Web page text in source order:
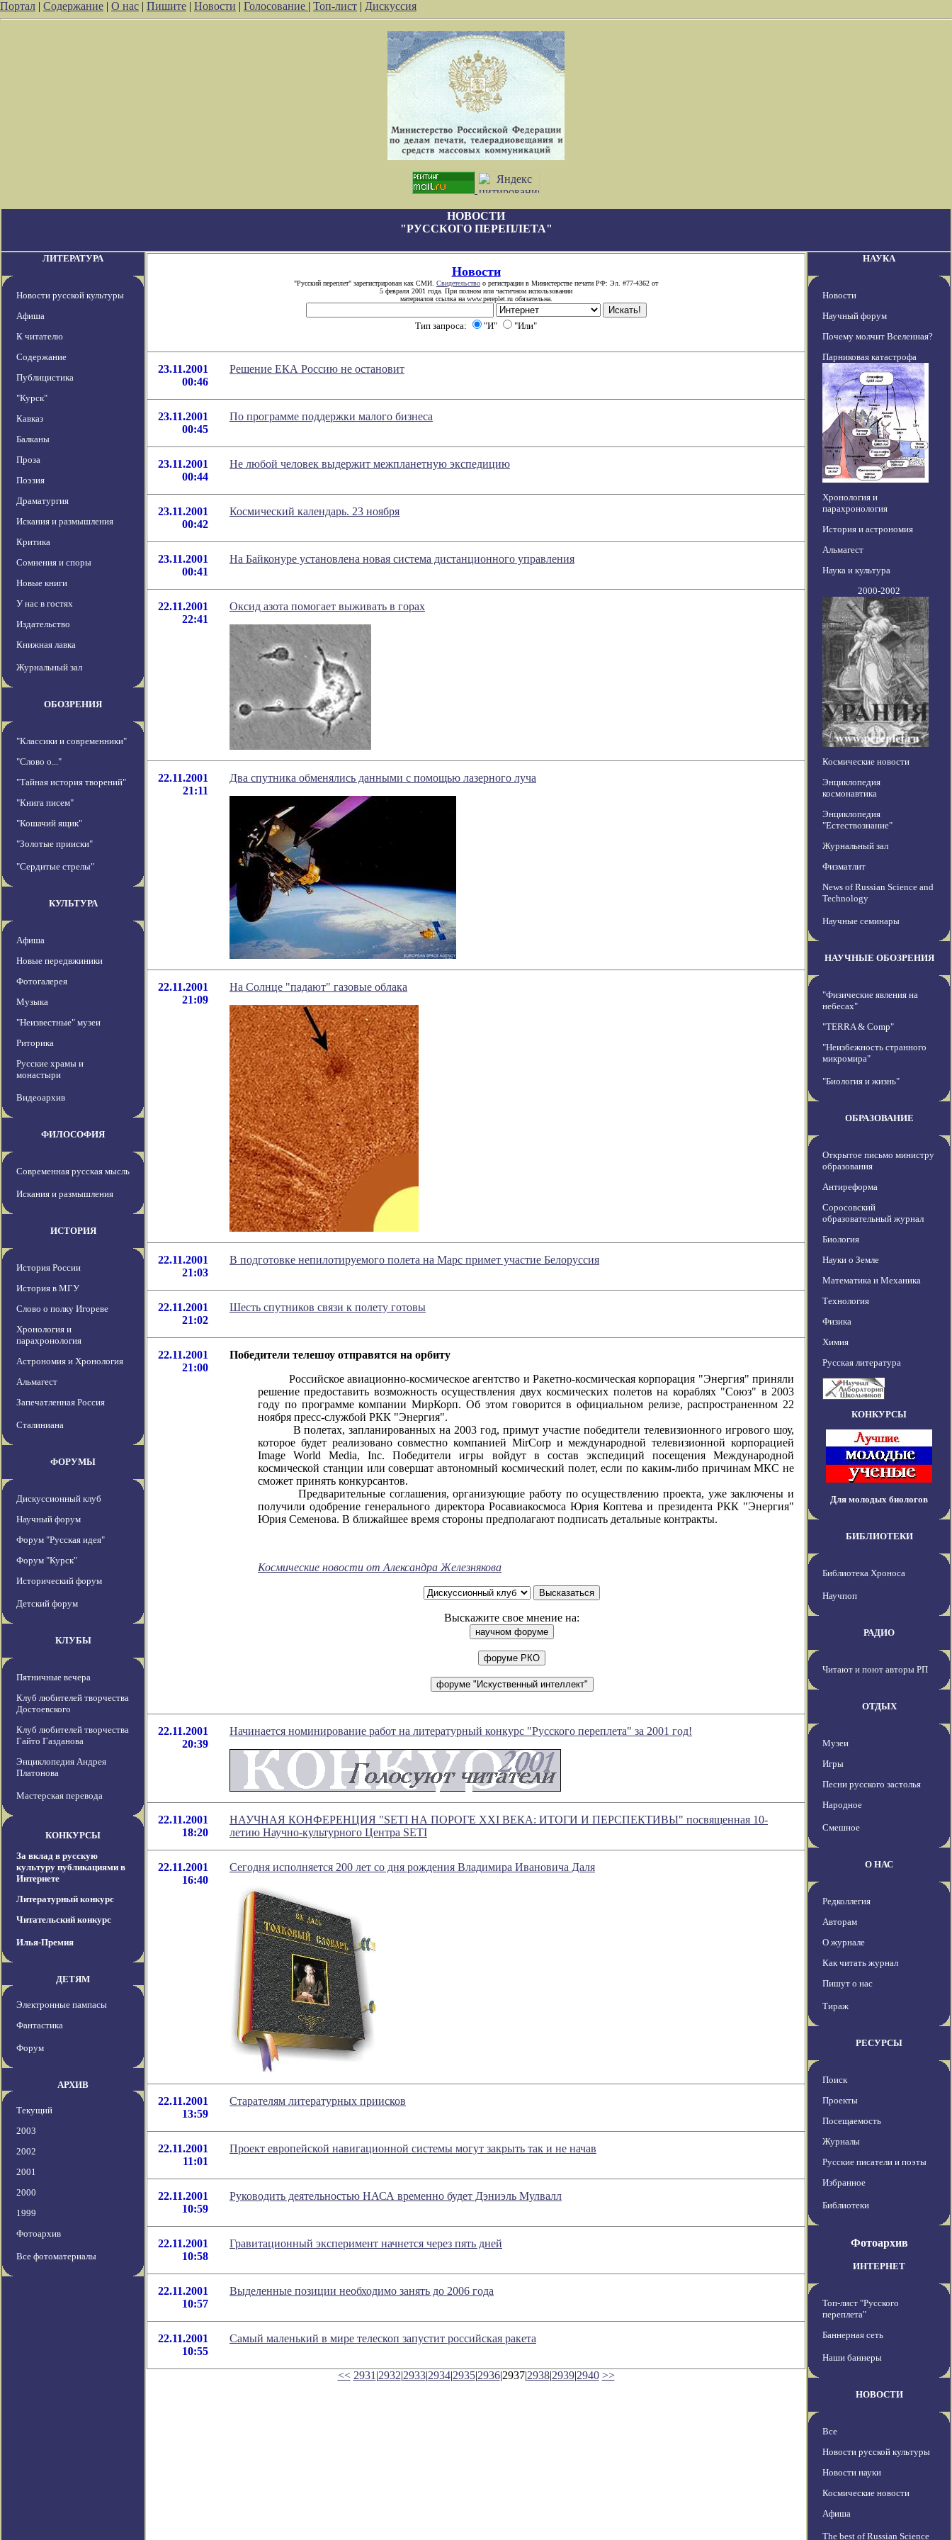
Портал | Содержание | О нас | Пишите | Новости | Голосование | Топ-лист | Дискуссия
НОВОСТИ
"РУССКОГО ПЕРЕПЛЕТА"
ЛИТЕРАТУРА
Новости русской культуры
Афиша
К читателю
Содержание
Публицистика
"Курск"
Кавказ
Балканы
Проза
Поэзия
Драматургия
Искания и размышления
Критика
Сомнения и споры
Новые книги
У нас в гостях
Издательство
Книжная лавка
Журнальный зал
ОБОЗРЕНИЯ
"Классики и современники"
"Слово о..."
"Тайная история творений"
"Книга писем"
"Кошачий ящик"
"Золотые прииски"
"Сердитые стрелы"
КУЛЬТУРА
Афиша
Новые передвжиники
Фотогалерея
Музыка
"Неизвестные" музеи
Риторика
Русские храмы и
монастыри
Видеоархив
ФИЛОСОФИЯ
Современная русская мысль
Искания и размышления
ИСТОРИЯ
История России
История в МГУ
Слово о полку Игореве
Хронология и
парахронология
Астрономия и Хронология
Альмагест
Запечатленная Россия
Сталиниана
ФОРУМЫ
Дискуссионный клуб
Научный форум
Форум "Русская идея"
Форум "Курск"
Исторический форум
Детский форум
КЛУБЫ
Пятничные вечера
Клуб любителей творчества
Достоевского
Клуб любителей творчества
Гайто Газданова
Энциклопедия Андрея
Платонова
Мастерская перевода
КОНКУРСЫ
За вклад в русскую
культуру публикациями в
Интернете
Литературный конкурс
Читательский конкурс
Илья-Премия
ДЕТЯМ
Электронные пампасы
Фантастика
Форум
АРХИВ
Текущий
2003
2002
2001
2000
1999
Фотоархив
Все фотоматериалы
Новости
"Русский переплет" зарегистрирован как СМИ. Свидетельство о регистрации в Министерстве печати РФ: Эл. #77-4362 от
5 февраля 2001 года. При полном или частичном использовании
материалов ссылка на www.pereplet.ru обязательна.
Тип запроса: "И" "Или"
23.11.2001
00:46
Решение ЕКА Россию не остановит
23.11.2001
00:45
По программе поддержки малого бизнеса
23.11.2001
00:44
Не любой человек выдержит межпланетную экспедицию
23.11.2001
00:42
Космический календарь. 23 ноября
23.11.2001
00:41
На Байконуре установлена новая система дистанционного управления
22.11.2001
22:41
Оксид азота помогает выживать в горах
22.11.2001
21:11
Два спутника обменялись данными с помощью лазерного луча
22.11.2001
21:09
На Солнце "падают" газовые облака
22.11.2001
21:03
В подготовке непилотируемого полета на Марс примет участие Белоруссия
22.11.2001
21:02
Шесть спутников связи к полету готовы
22.11.2001
21:00
Победители телешоу отправятся на орбиту
Российское авиационно-космическое агентство и Ракетно-космическая корпорация "Энергия" приняли
решение предоставить возможность осуществления двух космических полетов на кораблях "Союз" в 2003
году по программе компании МирКорп. Об этом говорится в официальном релизе, распространенном 22
ноября пресс-службой РКК "Энергия".
В полетах, запланированных на 2003 год, примут участие победители телевизионного игрового шоу,
которое будет реализовано совместно компанией MirCorp и международной телевизионной корпорацией
Image World Media, Inc. Победители игры войдут в состав экспедиций посещения Международной
космической станции или совершат автономный космический полет, если по каким-либо причинам МКС не
сможет принять конкурсантов.
Предварительные соглашения, организующие работу по осуществлению проекта, уже заключены и
получили одобрение генерального директора Росавиакосмоса Юрия Коптева и президента РКК "Энергия"
Юрия Семенова. В ближайшее время стороны предполагают подписать детальные контракты.
Космические новости от Александра Железнякова
Выскажите свое мнение на:
22.11.2001
20:39
Начинается номинирование работ на литературный конкурс "Русского переплета" за 2001 год!
22.11.2001
18:20
НАУЧНАЯ КОНФЕРЕНЦИЯ "SETI НА ПОРОГЕ XXI ВЕКА: ИТОГИ И ПЕРСПЕКТИВЫ" посвященная 10-
летию Научно-культурного Центра SETI
22.11.2001
16:40
Сегодня исполняется 200 лет со дня рождения Владимира Ивановича Даля
22.11.2001
13:59
Старателям литературных приисков
22.11.2001
11:01
Проект европейской навигационной системы могут закрыть так и не начав
22.11.2001
10:59
Руководить деятельностью НАСА временно будет Дэниэль Мулвалл
22.11.2001
10:58
Гравитационный эксперимент начнется через пять дней
22.11.2001
10:57
Выделенные позиции необходимо занять до 2006 года
22.11.2001
10:55
Самый маленький в мире телескоп запустит российская ракета
<< 2931 |2932|2933|2934|2935|2936|2937|2938|2939|2940 >>
НАУКА
Новости
Научный форум
Почему молчит Вселенная?
Парниковая катастрофа
Хронология и
парахронология
История и астрономия
Альмагест
Наука и культура
2000-2002
Космические новости
Энциклопедия
космонавтика
Энциклопедия
"Естествознание"
Журнальный зал
Физматлит
News of Russian Science and
Technology
Научные семинары
НАУЧНЫЕ ОБОЗРЕНИЯ
"Физические явления на
небесах"
"TERRA & Comp"
"Неизбежность странного
микромира"
"Биология и жизнь"
ОБРАЗОВАНИЕ
Открытое письмо министру
образования
Антиреформа
Соросовский
образовательный журнал
Биология
Науки о Земле
Математика и Механика
Технология
Физика
Химия
Русская литература
КОНКУРСЫ
Для молодых биологов
БИБЛИОТЕКИ
Библиотека Хроноса
Научпоп
РАДИО
Читают и поют авторы РП
ОТДЫХ
Музеи
Игры
Песни русского застолья
Народное
Смешное
О НАС
Редколлегия
Авторам
О журнале
Как читать журнал
Пишут о нас
Тираж
РЕСУРСЫ
Поиск
Проекты
Посещаемость
Журналы
Русские писатели и поэты
Избранное
Библиотеки
Фотоархив
ИНТЕРНЕТ
Топ-лист "Русского
переплета"
Баннерная сеть
Наши баннеры
НОВОСТИ
Все
Новости русской культуры
Новости науки
Космические новости
Афиша
The best of Russian Science